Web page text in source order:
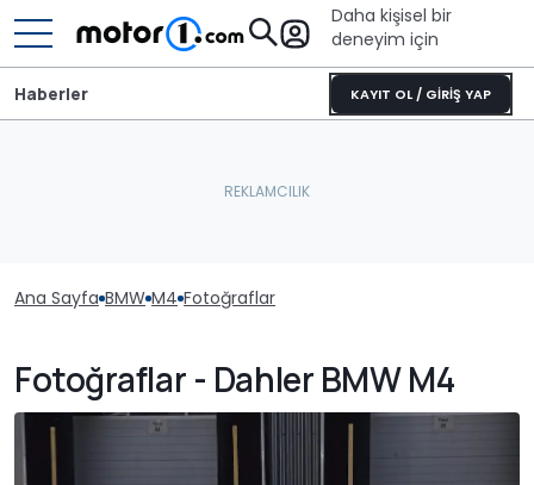
Daha kişisel bir
deneyim için
KAYIT OL / GİRİŞ YAP
Haberler
Ana Sayfa BMW M4 Fotoğraflar
Fotoğraflar - Dahler BMW M4